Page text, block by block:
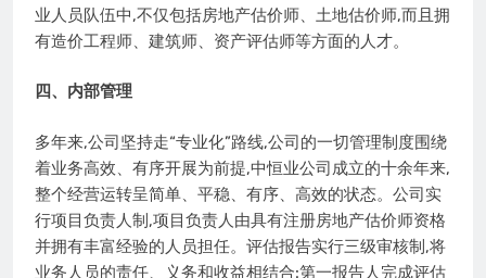
业人员队伍中,不仅包括房地产估价师、土地估价师,而且拥
有造价工程师、建筑师、资产评估师等方面的人才。
四、内部管理
多年来,公司坚持走“专业化”路线,公司的一切管理制度围绕
着业务高效、有序开展为前提,中恒业公司成立的十余年来,
整个经营运转呈简单、平稳、有序、高效的状态。公司实
行项目负责人制,项目负责人由具有注册房地产估价师资格
并拥有丰富经验的人员担任。评估报告实行三级审核制,将
业务人员的责任、义务和收益相结合:第一报告人完成评估